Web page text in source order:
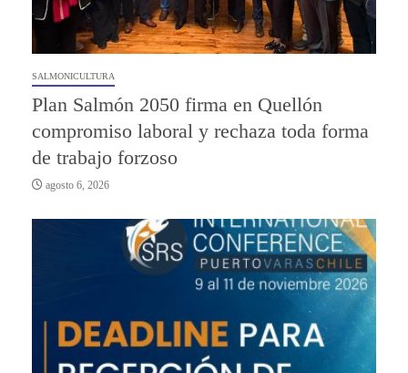
SALMONICULTURA
Plan Salmón 2050 firma en Quellón
compromiso laboral y rechaza toda forma
de trabajo forzoso
agosto 6, 2026